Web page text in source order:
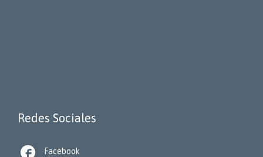
Redes Sociales
 Facebook